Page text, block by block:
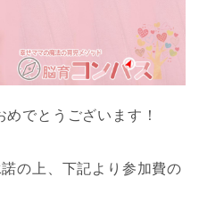
でとうございます！
諾の上、下記より参加費の